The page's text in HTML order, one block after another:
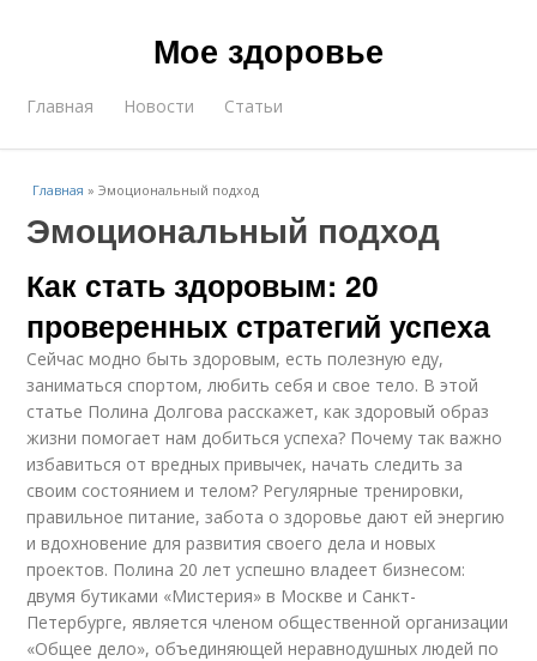
Мое здоровье
Главная Новости Статьи
Главная »Эмоциональный подход
Эмоциональный подход
Как стать здоровым: 20
проверенных стратегий успеха
Сейчас модно быть здоровым, есть полезную еду,
заниматься спортом, любить себя и свое тело. В этой
статье Полина Долгова расскажет, как здоровый образ
жизни помогает нам добиться успеха? Почему так важно
избавиться от вредных привычек, начать следить за
своим состоянием и телом? Регулярные тренировки,
правильное питание, забота о здоровье дают ей энергию
и вдохновение для развития своего дела и новых
проектов. Полина 20 лет успешно владеет бизнесом:
двумя бутиками «Мистерия» в Москве и Санкт-
Петербурге, является членом общественной организации
«Общее дело», объединяющей неравнодушных людей по